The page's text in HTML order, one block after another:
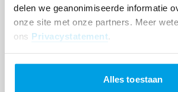
delen we geanonimiseerde informatie
onze site met onze partners. Meer
ons Privacystatement.
Alles toestaan